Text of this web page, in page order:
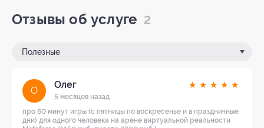
Отзывы об услуге 2
Полезные
О
Олег
5 месяцев назад
★ ★ ★ ★ ★
про 60 минут игры (с пятницы по воскресенье и в праздничные
дни) для одного человека на арене виртуальной реальности